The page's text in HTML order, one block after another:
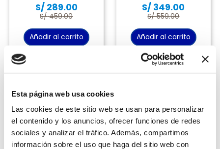
Esta página web usa cookies
Las cookies de este sitio web se usan para personalizar
el contenido y los anuncios, ofrecer funciones de redes
sociales y analizar el tráfico. Además, compartimos
información sobre el uso que haga del sitio web con
S/ 289.00
S/ 459.00
Añadir al carrito
S/ 349.00
S/ 559.00
Añadir al carrito